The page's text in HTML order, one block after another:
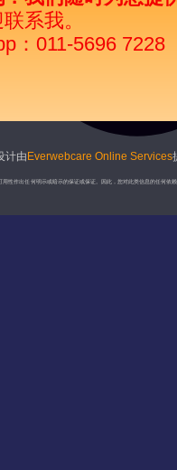
系我。
：011-5696 7228
计由 Everwebcare Online Services
作出任何明示或暗示的保证或保证。因此，您对此类信息的任何